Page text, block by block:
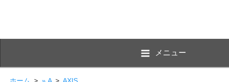
メニュー
ホーム > » A> AXIS